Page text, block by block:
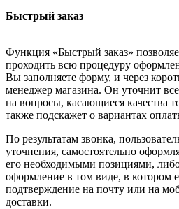
Быстрый заказ
Функция «Быстрый заказ»
проходить всю процедуру
Вы заполняете форму, и через
менеджер магазина. Он уточнит все
на вопросы, касающиеся качества
также подскажет о вариантах
По результатам звонка,
уточнения, самостоятельно
его необходимыми позициями, либо
оформление в том виде, в котором
подтверждение на почту или на
доставки.